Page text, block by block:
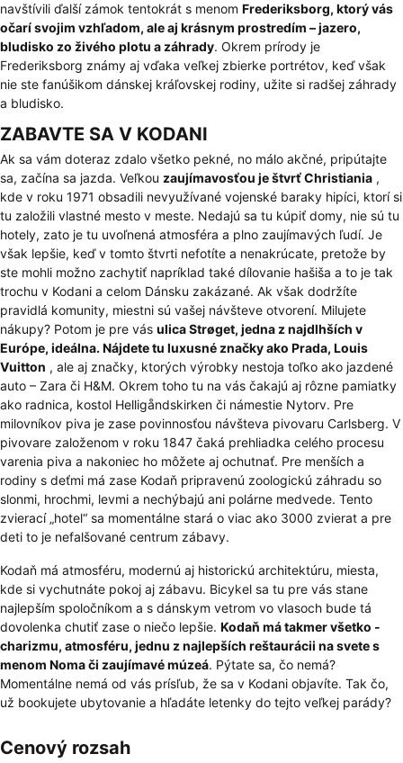
navštívili ďalší zámok tentokrát s menom Frederiksborg, ktorý vás
očarí svojim vzhľadom, ale aj krásnym prostredím – jazero,
bludisko zo živého plotu a záhrady. Okrem prírody je
Frederiksborg známy aj vďaka veľkej zbierke portrétov, keď však
nie ste fanúšikom dánskej kráľovskej rodiny, užite si radšej záhrady
a bludisko.
ZABAVTE SA V KODANI
Ak sa vám doteraz zdalo všetko pekné, no málo akčné, pripútajte
sa, začína sa jazda. Veľkou zaujímavosťou je štvrť Christiania ,
kde v roku 1971 obsadili nevyužívané vojenské baraky hipíci, ktorí si
tu založili vlastné mesto v meste. Nedajú sa tu kúpiť domy, nie sú tu
hotely, zato je tu uvoľnená atmosféra a plno zaujímavých ľudí. Je
však lepšie, keď v tomto štvrti nefotíte a nenakrúcate, pretože by
ste mohli možno zachytiť napríklad také dílovanie hašiša a to je tak
trochu v Kodani a celom Dánsku zakázané. Ak však dodržíte
pravidlá komunity, miestni sú vašej návšteve otvorení. Milujete
nákupy? Potom je pre vás ulica Strøget, jedna z najdlhších v
Európe, ideálna. Nájdete tu luxusné značky ako Prada, Louis
Vuitton , ale aj značky, ktorých výrobky nestoja toľko ako jazdené
auto – Zara či H&M. Okrem toho tu na vás čakajú aj rôzne pamiatky
ako radnica, kostol Helligåndskirken či námestie Nytorv. Pre
milovníkov piva je zase povinnosťou návšteva pivovaru Carlsberg. V
pivovare založenom v roku 1847 čaká prehliadka celého procesu
varenia piva a nakoniec ho môžete aj ochutnať. Pre menších a
rodiny s deťmi má zase Kodaň pripravenú zoologickú záhradu so
slonmi, hrochmi, levmi a nechýbajú ani polárne medvede. Tento
zvierací „hotel“ sa momentálne stará o viac ako 3000 zvierat a pre
deti to je nefalšované centrum zábavy.
Kodaň má atmosféru, modernú aj historickú architektúru, miesta,
kde si vychutnáte pokoj aj zábavu. Bicykel sa tu pre vás stane
najlepším spoločníkom a s dánskym vetrom vo vlasoch bude tá
dovolenka chutiť zase o niečo lepšie. Kodaň má takmer všetko -
charizmu, atmosféru, jednu z najlepších reštaurácii na svete s
menom Noma či zaujímavé múzeá. Pýtate sa, čo nemá?
Momentálne nemá od vás prísľub, že sa v Kodani objavíte. Tak čo,
už bookujete ubytovanie a hľadáte letenky do tejto veľkej parády?
Cenový rozsah